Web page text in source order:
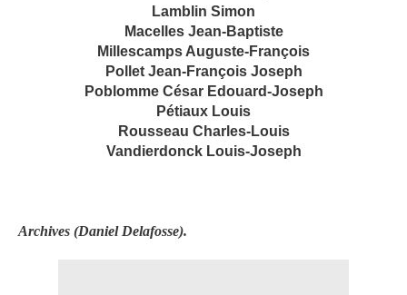
Lamblin Simon
Macelles Jean-Baptiste
Millescamps Auguste-François
Pollet Jean-François Joseph
Poblomme César Edouard-Joseph
Pétiaux Louis
Rousseau Charles-Louis
Vandierdonck Louis-Joseph
Archives (Daniel Delafosse).